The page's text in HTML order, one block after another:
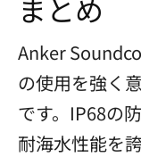
まとめ
Anker
の使用を強く
です。IP68の
耐海水性能を